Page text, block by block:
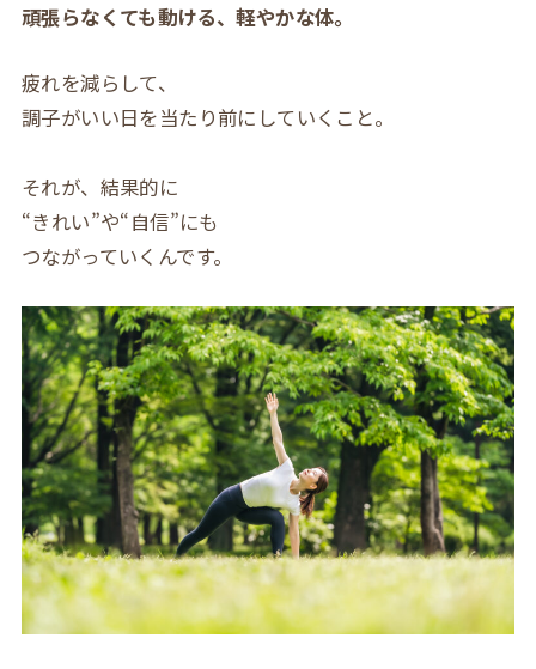
頑張らなくても動ける、軽やかな体。
疲れを減らして、
調子がいい日を当たり前にしていくこと。
それが、結果的に
“きれい”や“自信”にも
つながっていくんです。